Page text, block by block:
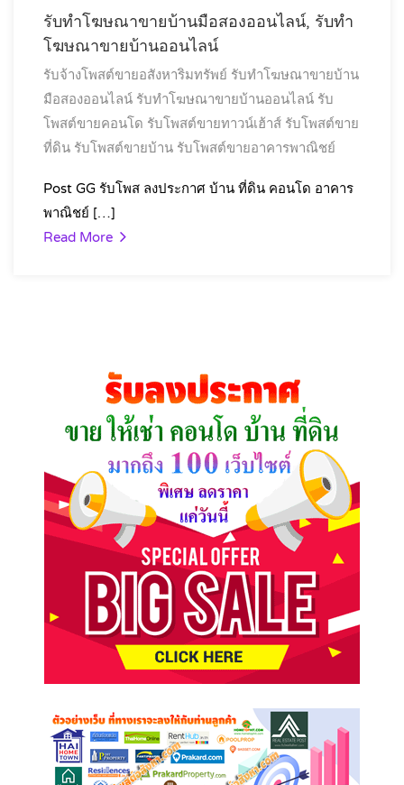
รับทำโฆษณาขายบ้านมือสองออนไลน์, รับทำ
โฆษณาขายบ้านออนไลน์
รับจ้างโพสต์ขายอสังหาริมทรัพย์ รับทำโฆษณาขายบ้าน
มือสองออนไลน์ รับทำโฆษณาขายบ้านออนไลน์ รับ
โพสต์ขายคอนโด รับโพสต์ขายทาวน์เฮ้าส์ รับโพสต์ขาย
ที่ดิน รับโพสต์ขายบ้าน รับโพสต์ขายอาคารพาณิชย์
Post GG รับโพส ลงประกาศ บ้าน ที่ดิน คอนโด อาคาร
พาณิชย์ […]
Read More